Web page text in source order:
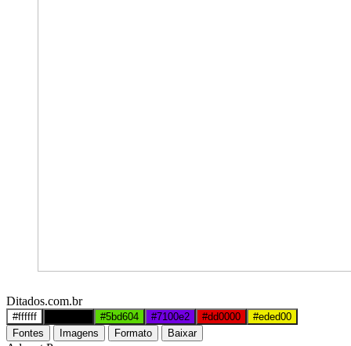
Ditados.com.br
#ffffff #5bd604 #7100e2 #dd0000
#eded00
Fontes
Imagens Formato Baixar